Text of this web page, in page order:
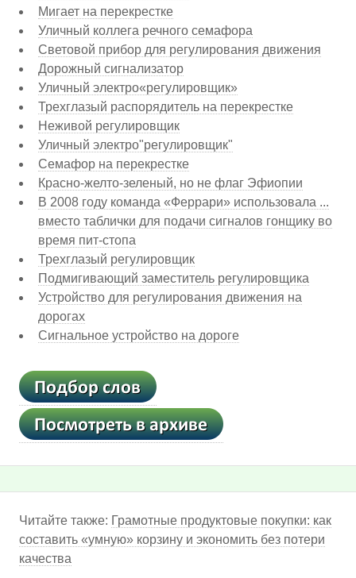
Мигает на перекрестке
Уличный коллега речного семафора
Световой прибор для регулирования движения
Дорожный сигнализатор
Уличный электро«регулировщик»
Трехглазый распорядитель на перекрестке
Неживой регулировщик
Уличный электро"регулировщик"
Семафор на перекрестке
Красно-желто-зеленый, но не флаг Эфиопии
В 2008 году команда «Феррари» использовала ...
вместо таблички для подачи сигналов гонщику во
время пит-стопа
Трехглазый регулировщик
Подмигивающий заместитель регулировщика
Устройство для регулирования движения на
дорогах
Сигнальное устройство на дороге
Читайте также: Грамотные продуктовые покупки: как
составить «умную» корзину и экономить без потери
качества